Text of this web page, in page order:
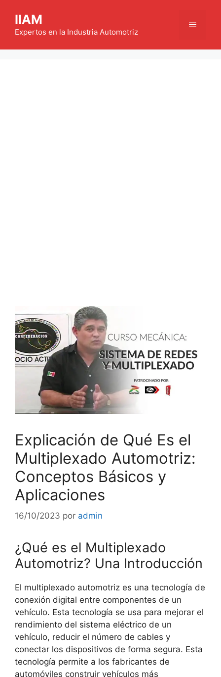
contenido
IIAM
Expertos en la Industria Automotriz
Menú
Explicación de Qué Es el
Multiplexado Automotriz:
Conceptos Básicos y
Aplicaciones
16/10/2023 por admin
¿Qué es el Multiplexado
Automotriz? Una Introducción
El multiplexado automotriz es una tecnología de
conexión digital entre componentes de un
vehículo. Esta tecnología se usa para mejorar el
rendimiento del sistema eléctrico de un
vehículo, reducir el número de cables y
conectar los dispositivos de forma segura. Esta
tecnología permite a los fabricantes de
automóviles construir vehículos más